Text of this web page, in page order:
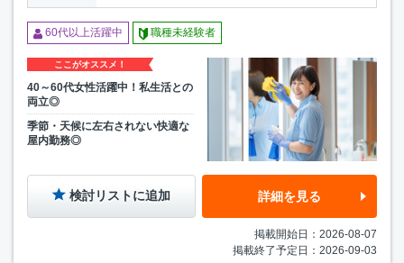
60代以上活躍中 職種未経験者
ここがオススメ！
40～60代女性活躍中！私生活との
両立◎
季節・天候に左右されない快適な
屋内勤務◎
検討リストに追加 詳細を見る
掲載開始日：2026-08-07
掲載終了予定日：2026-09-03